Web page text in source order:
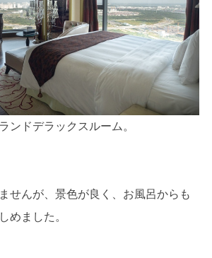
ンドデラックスルーム。
せんが、景色が良く、お風呂からも
めました。